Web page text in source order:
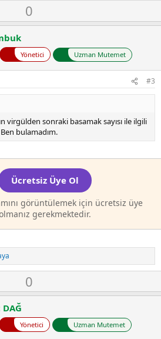
O
y
l
a
0
o
n
v
o
t
Yönetici Uzman Mutemet
#3
virgülden sonraki basamak sayısı ile ilgili
bulamadım.
Ücretsiz Üye Ol
görüntülemek için ücretsiz üye
gerekmektedir.
O
y
l
a
0
o
n
v
Yönetici Uzman Mutemet